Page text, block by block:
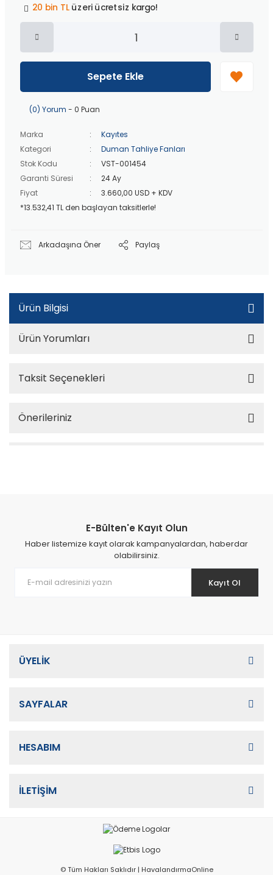
20 bin TLüzeri ücretsiz kargo!
40 bin TL
Peşin fiyatına
üzeri ücretsiz kargo!
üzeri ücretsiz kargo!
40 bin TLüzeri özel teklif!
Sepete Ekle
(0) Yorum - 0 Puan
Marka
Kayıtes
Kategori
Duman Tahliye Fanları
Stok Kodu
VST-001454
Garanti Süresi
24 Ay
Fiyat
3.660,00 USD + KDV
*13.532,41 TL den başlayan taksitlerle!
Arkadaşına Öner Paylaş
Ürün Bilgisi
Ürün Yorumları
Taksit Seçenekleri
Önerileriniz
E-Bülten'e Kayıt Olun
Haber listemize kayıt olarak kampanyalardan, haberdar
olabilirsiniz.
Kayıt Ol
ÜYELİK
SAYFALAR
HESABIM
İLETİŞİM
© Tüm Hakları Saklıdır | HavalandırmaOnline